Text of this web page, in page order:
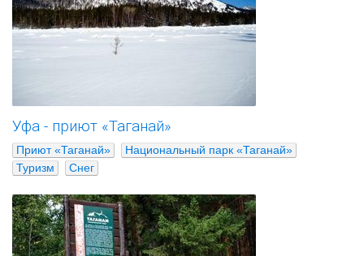
Уфа - приют «Таганай»
Приют «Таганай»
Национальный парк «Таганай»
Туризм
Снег